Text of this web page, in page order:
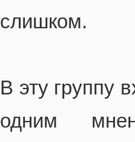
слишком.
В эту группу
одним